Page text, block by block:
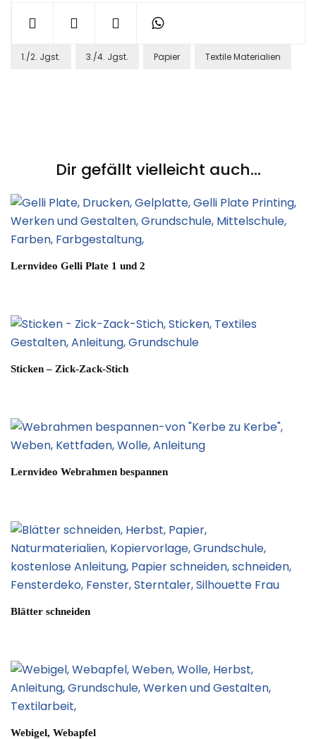
1./2. Jgst. 3./4. Jgst. Papier Textile Materialien
Dir gefällt vielleicht auch...
Lernvideo Gelli Plate 1 und 2
Sticken – Zick-Zack-Stich
Lernvideo Webrahmen bespannen
Blätter schneiden
Webigel, Webapfel